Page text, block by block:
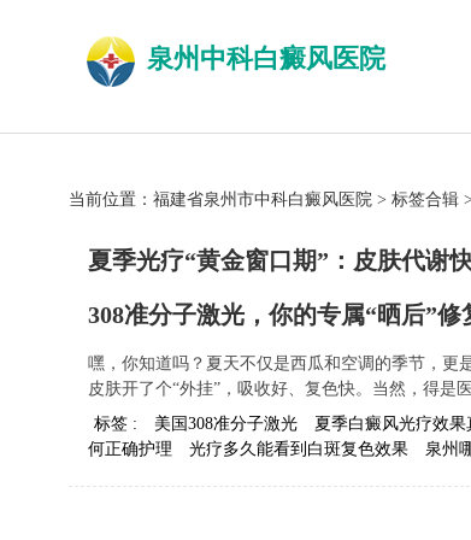
泉州中科白癜风医院
当前位置： 福建省泉州市中科白癜风医院 > 标签合辑 >
夏季光疗“黄金窗口期”：皮肤代谢
308准分子激光，你的专属“晒后”修
嘿，你知道吗？夏天不仅是西瓜和空调的季节，更
皮肤开了个“外挂”，吸收好、复色快。当然，得是
标签 :
美国308准分子激光 夏季白癜风光疗效果
何正确护理
光疗多久能看到白斑复色效果 泉州